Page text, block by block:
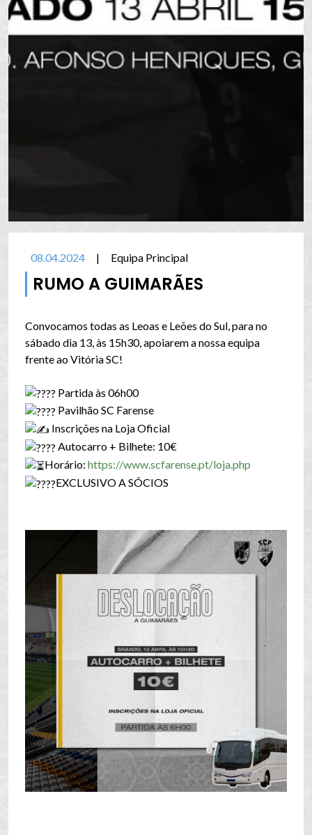
08.04.2024 | Equipa Principal
RUMO A GUIMARÃES
Convocamos todas as Leoas e Leões do Sul, para no
sábado dia 13, às 15h30, apoiarem a nossa equipa
frente ao Vitória SC!
Partida às 06h00
Pavilhão SC Farense
Inscrições na Loja Oficial
Autocarro + Bilhete: 10€
Horário: https://www.scfarense.pt/loja.php
EXCLUSIVO A SÓCIOS